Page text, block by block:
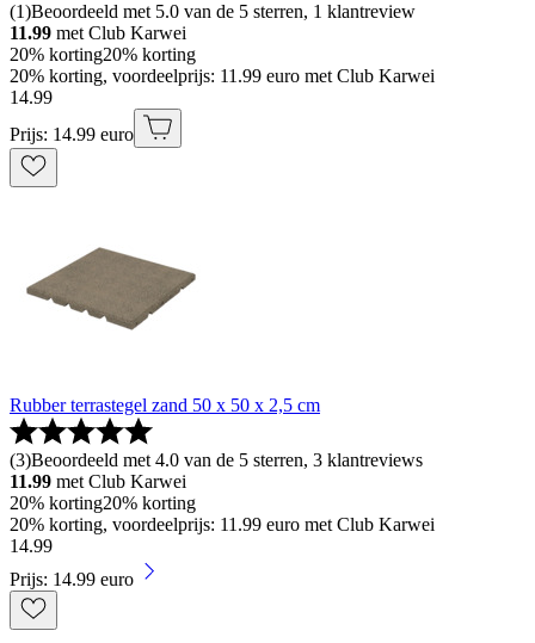
(1)Beoordeeld met 5.0 van de 5 sterren, 1 klantreview
11.99 met Club Karwei
20% korting20% korting
20% korting, voordeelprijs: 11.99 euro met Club Karwei
14.99
Prijs: 14.99 euro
Rubber terrastegel zand 50 x 50 x 2,5 cm
(3)Beoordeeld met 4.0 van de 5 sterren, 3 klantreviews
11.99 met Club Karwei
20% korting20% korting
20% korting, voordeelprijs: 11.99 euro met Club Karwei
14.99
Prijs: 14.99 euro